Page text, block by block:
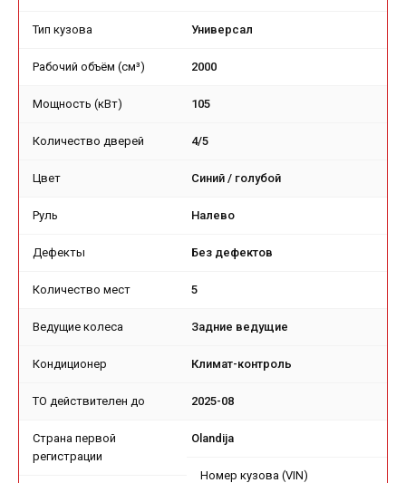
Тип кузова Универсал
Рабочий объём (см³) 2000
Мощность (кВт) 105
Количество дверей 4/5
Цвет Синий / голубой
Руль Налево
Дефекты Без дефектов
Количество мест 5
Ведущие колеса Задние ведущие
Кондиционер Климат-контроль
TO действителен до 2025-08
Страна первой
регистрации
Olandija
Номер кузова (VIN)